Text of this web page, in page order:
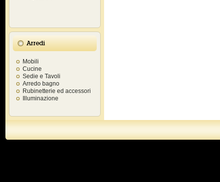
Arredi
Mobili
Cucine
Sedie e Tavoli
Arredo bagno
Rubinetterie ed accessori
Illuminazione